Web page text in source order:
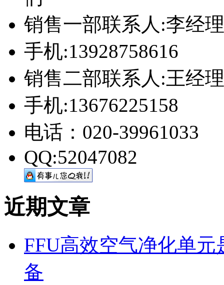
销售一部联系人:李经理
手机:13928758616
销售二部联系人:王经理
手机:13676225158
电话：020-39961033
QQ:52047082
近期文章
FFU高效空气净化单
备